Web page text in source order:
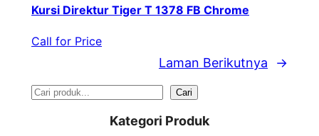
Kursi Direktur Tiger T 1378 FB Chrome
Call for Price
Laman Berikutnya →
S
Cari
Kategori Produk